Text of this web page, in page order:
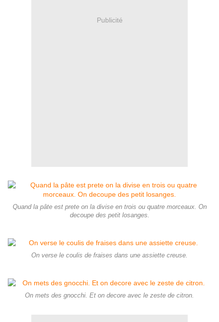
Publicité
Quand la pâte est prete on la divise en trois ou quatre morceaux. On
decoupe des petit losanges.
On verse le coulis de fraises dans une assiette creuse.
On mets des gnocchi. Et on decore avec le zeste de citron.